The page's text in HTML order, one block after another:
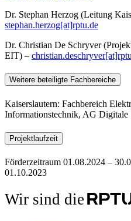
Dr. Stephan Herzog (Leitung
stephan.herzog[at]rptu.de
Dr. Christian De Schryver
EIT) –
Weitere beteiligte Fachbereiche
Kaiserslautern: Fachbereich
Informationstechnik, AG Digitale
Projektlaufzeit
Förderzeitraum 01.08.2024 –
01.10.2023
Wir sind die